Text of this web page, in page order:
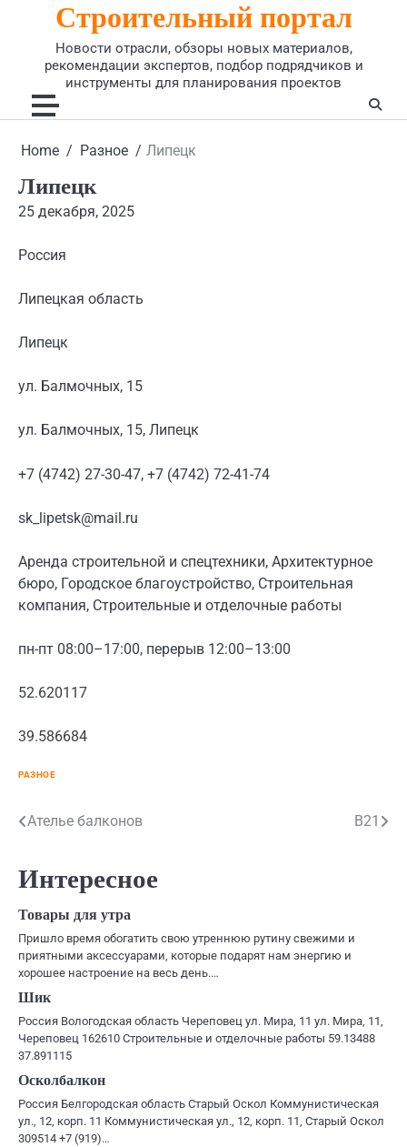
Строительный портал
Новости отрасли, обзоры новых материалов,
рекомендации экспертов, подбор подрядчиков и
инструменты для планирования проектов
Home Разное Липецк
Липецк
25 декабря, 2025
Россия
Липецкая область
Липецк
ул. Балмочных, 15
ул. Балмочных, 15, Липецк
+7 (4742) 27-30-47, +7 (4742) 72-41-74
sk_lipetsk@mail.ru
Аренда строительной и спецтехники, Архитектурное
бюро, Городское благоустройство, Строительная
компания, Строительные и отделочные работы
пн-пт 08:00–17:00, перерыв 12:00–13:00
52.620117
39.586684
РАЗНОЕ
Навигация
записям
Ателье балконов B21
Интересное
Товары для утра
Пришло время обогатить свою утреннюю рутину свежими и
приятными аксессуарами, которые подарят нам энергию и
хорошее настроение на весь день.…
Шик
Россия Вологодская область Череповец ул. Мира, 11 ул. Мира, 11,
Череповец 162610 Строительные и отделочные работы 59.13488
37.891115
Осколбалкон
Россия Белгородская область Старый Оскол Коммунистическая
ул., 12, корп. 11 Коммунистическая ул., 12, корп. 11, Старый Оскол
309514 +7 (919)…